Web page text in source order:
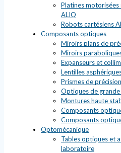
Platines motorisées
ALIO
Robots cartésiens
Composants optiques
Miroirs plans de
Miroirs
Expanseurs et
Lentilles
Prismes de
Optiques de
Montures haute
Composants
Composants
Optomécanique
Tables optiques et
laboratoire